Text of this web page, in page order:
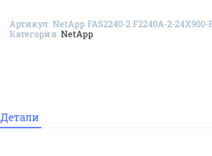
2-
24X900-
R5
Артикул: NetApp FAS2240-2 F2240A-2-24X900-
Категория: NetApp
Детали